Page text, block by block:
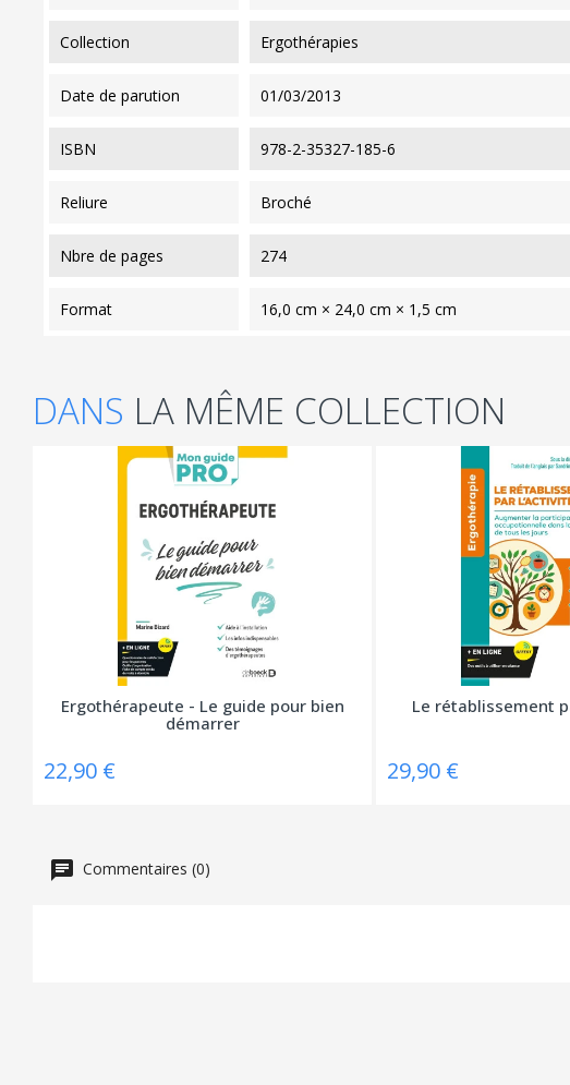
collection Ergothérapies
date de parution 01/03/2013
ISBN 978-2-35327-185-6
reliure Broché
nbre de pages 274
format 16,0 cm × 24,0 cm × 1,5 cm
DANS LA MÊME COLLECTION
Ergothérapeute - Le guide pour bien
démarrer
22,90 €
Le rétablissement
29,90 €
Commentaires (0)